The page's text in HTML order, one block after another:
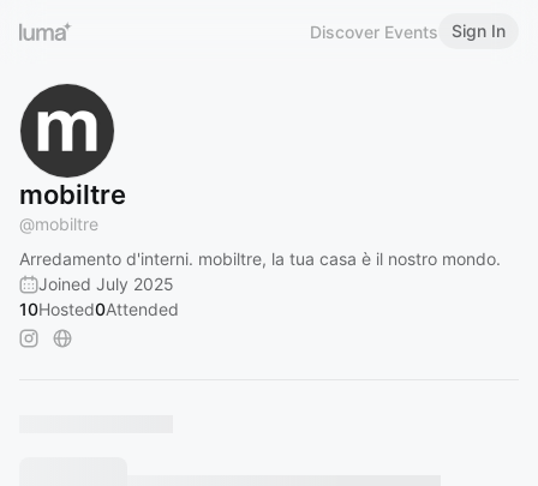
Discover Events Sign In
mobiltre
@mobiltre
Arredamento d'interni. mobiltre, la tua casa è il nostro mondo.
Joined July 2025
10Hosted0Attended